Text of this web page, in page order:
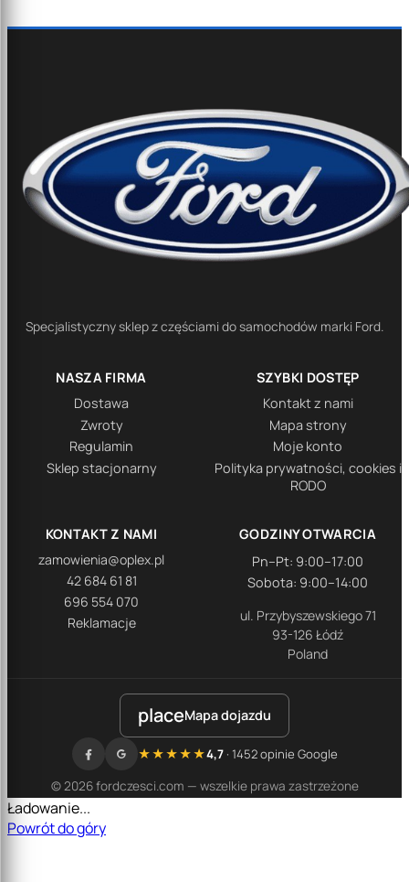
Specjalistyczny sklep z częściami do samochodów marki Ford.
NASZA FIRMA
Dostawa
Zwroty
Regulamin
Sklep stacjonarny
SZYBKI DOSTĘP
Kontakt z nami
Mapa strony
Moje konto
Polityka prywatności, cookies i
RODO
KONTAKT Z NAMI
zamowienia@oplex.pl
42 684 61 81
696 554 070
Reklamacje
GODZINY OTWARCIA
Pn–Pt: 9:00–17:00
Sobota: 9:00–14:00
ul. Przybyszewskiego 71
93-126 Łódź
Poland
placeMapa dojazdu
© 2026 fordczesci.com — wszelkie prawa zastrzeżone
★★★★★4,7· 1452 opinie Google
Ładowanie...
Powrót do góry